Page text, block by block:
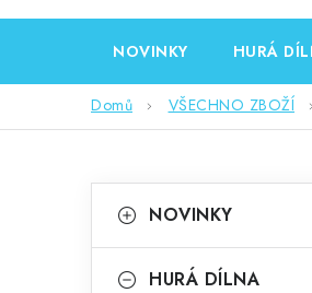
NOVINKY HURÁ
Domů VŠECHNO ZBOŽÍ
okategorie
a
NOVINKY
HURÁ DÍLNA